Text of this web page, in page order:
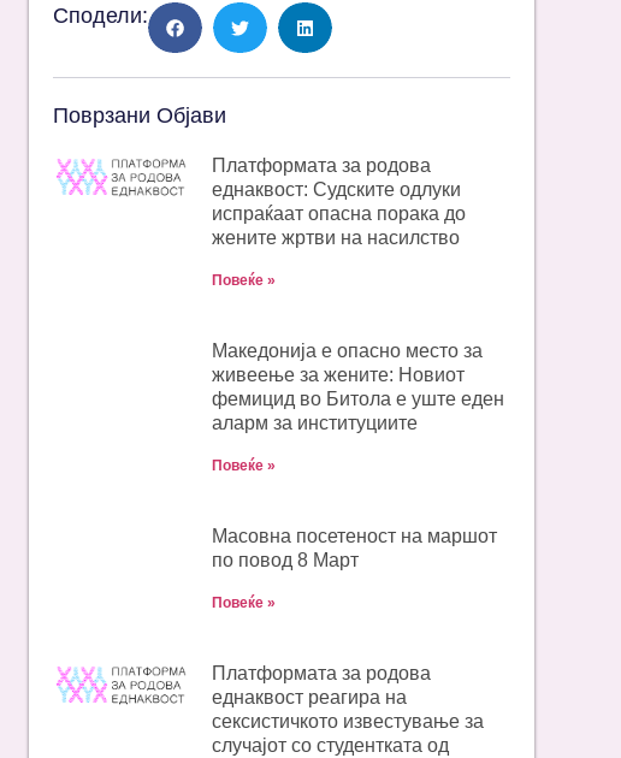
Сподели:
Поврзани Објави
Платформата за родова
еднаквост: Судските одлуки
испраќаат опасна порака до
жените жртви на насилство
Повеќе »
Македонија е опасно место за
живеење за жените: Новиот
фемицид во Битола е уште еден
аларм за институциите
Повеќе »
Масовна посетеност на маршот
по повод 8 Март
Повеќе »
Платформата за родова
еднаквост реагира на
сексистичкото известување за
случајот со студентката од